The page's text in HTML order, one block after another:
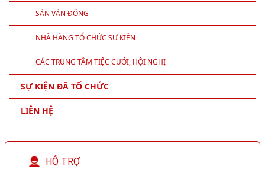
SÂN VẬN ĐỘNG
NHÀ HÀNG TỔ CHỨC SỰ KIỆN
CÁC TRUNG TÂM TIỆC CƯỚI, HỘI NGHỊ
SỰ KIỆN ĐÃ TỔ CHỨC
LIÊN HỆ
HỖ TRỢ